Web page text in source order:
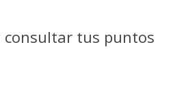
consultar tus puntos